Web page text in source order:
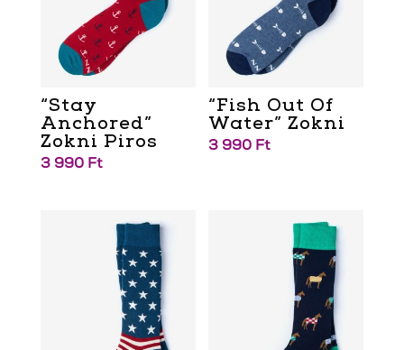
“Stay
Anchored”
Zokni Piros
3 990 Ft
“Fish Out Of
Water” Zokni
3 990 Ft